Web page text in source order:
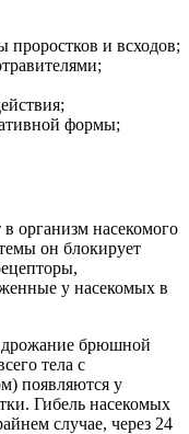
проростков и всходов;
формы;
организм насекомого
он блокирует
у насекомых в
дрожание брюшной
тела с
появляются у
Гибель насекомых
случае, через 24